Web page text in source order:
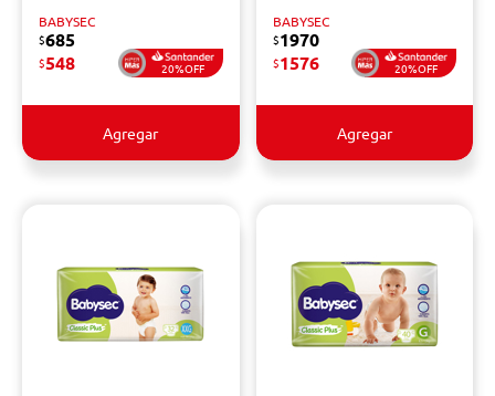
BABYSEC
$685
$548 20%OFF
Agregar
BABYSEC
$1970
$1576 20%OFF
Agregar